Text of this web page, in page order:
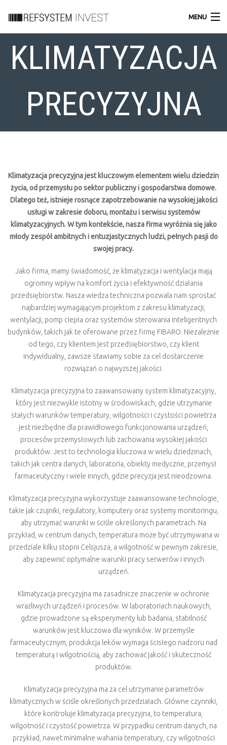
MENU
HOME
DLA FIRM
KLIMATYZACJA
PRECYZYJNA
Klimatyzacja precyzyjna jest kluczowym elementem wielu dziedzin
życia, od przemysłu po sektor publiczny i gospodarstwa domowe.
Dlatego też, istnieje rosnące zapotrzebowanie na wysokiej jakości
usługi w zakresie doboru, montażu i serwisu systemów
klimatyzacyjnych. W tym kontekście, nasza firma wyróżnia się jako
młody zespół ambitnych i entuzjastycznych ludzi, pełnych pasji do
swojej pracy.
Jako firma, mamy świadomość, że klimatyzacja i wentylacja mają
ogromny wpływ na komfort życia i efektywność działania
przedsiębiorstw. Nasza wiedza techniczna pozwala nam sprostać
najbardziej wymagającym projektom z zakresu klimatyzacji,
wentylacji, pomp ciepła oraz systemów sterowania inteligentnych
budynków, takich jak te oferowane przez firmę FIBARO. Niezależnie
od tego, czy klientem jest przedsiębiorstwo, czy klient
indywidualny, zawsze stawiamy sobie za cel dostarczenie
rozwiązań o najwyższej jakości.
Klimatyzacja precyzyjna to zaawansowany system klimatyzacyjny,
który jest niezwykle istotny w środowiskach, gdzie utrzymanie
stałych warunków temperatury, wilgotności i czystości powietrza
jest niezbędne dla prawidłowego funkcjonowania urządzeń,
procesów przemysłowych lub zachowania wysokiej jakości
produktów. Jest to technologia kluczowa w wielu dziedzinach,
takich jak centra danych, laboratoria, obiekty medyczne, przemysł
farmaceutyczny i wiele innych, gdzie precyzja jest nieodzowna.
Klimatyzacja precyzyjna wykorzystuje zaawansowane technologie,
takie jak czujniki, regulatory, komputery oraz systemy monitoringu,
aby utrzymać warunki w ściśle określonych parametrach. Na
przykład, w centrum danych, temperatura może być utrzymywana w
przedziale kilku stopni Celsjusza, a wilgotność w pewnym zakresie,
aby zapewnić optymalne warunki pracy serwerów i innych
urządzeń.
Klimatyzacja precyzyjna ma zasadnicze znaczenie w ochronie
wrażliwych urządzeń i procesów. W laboratoriach naukowych,
gdzie prowadzone są eksperymenty lub badania, stabilność
warunków jest kluczowa dla wyników. W przemyśle
farmaceutycznym, produkcja leków wymaga ścisłego nadzoru nad
temperaturą i wilgotnością, aby zachować jakość i skuteczność
produktów.
Klimatyzacja precyzyjna ma za cel utrzymanie parametrów
klimatycznych w ściśle określonych przedziałach. Główne czynniki,
które kontroluje klimatyzacja precyzyjna, to temperatura,
wilgotność i czystość powietrza. W przypadku centrum danych, na
przykład, nawet minimalne wahania temperatury, czy wilgotności